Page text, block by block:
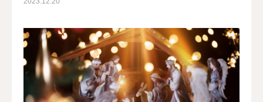
【アーカイブ】朗読 『一日の発見 -365日の黙想-』